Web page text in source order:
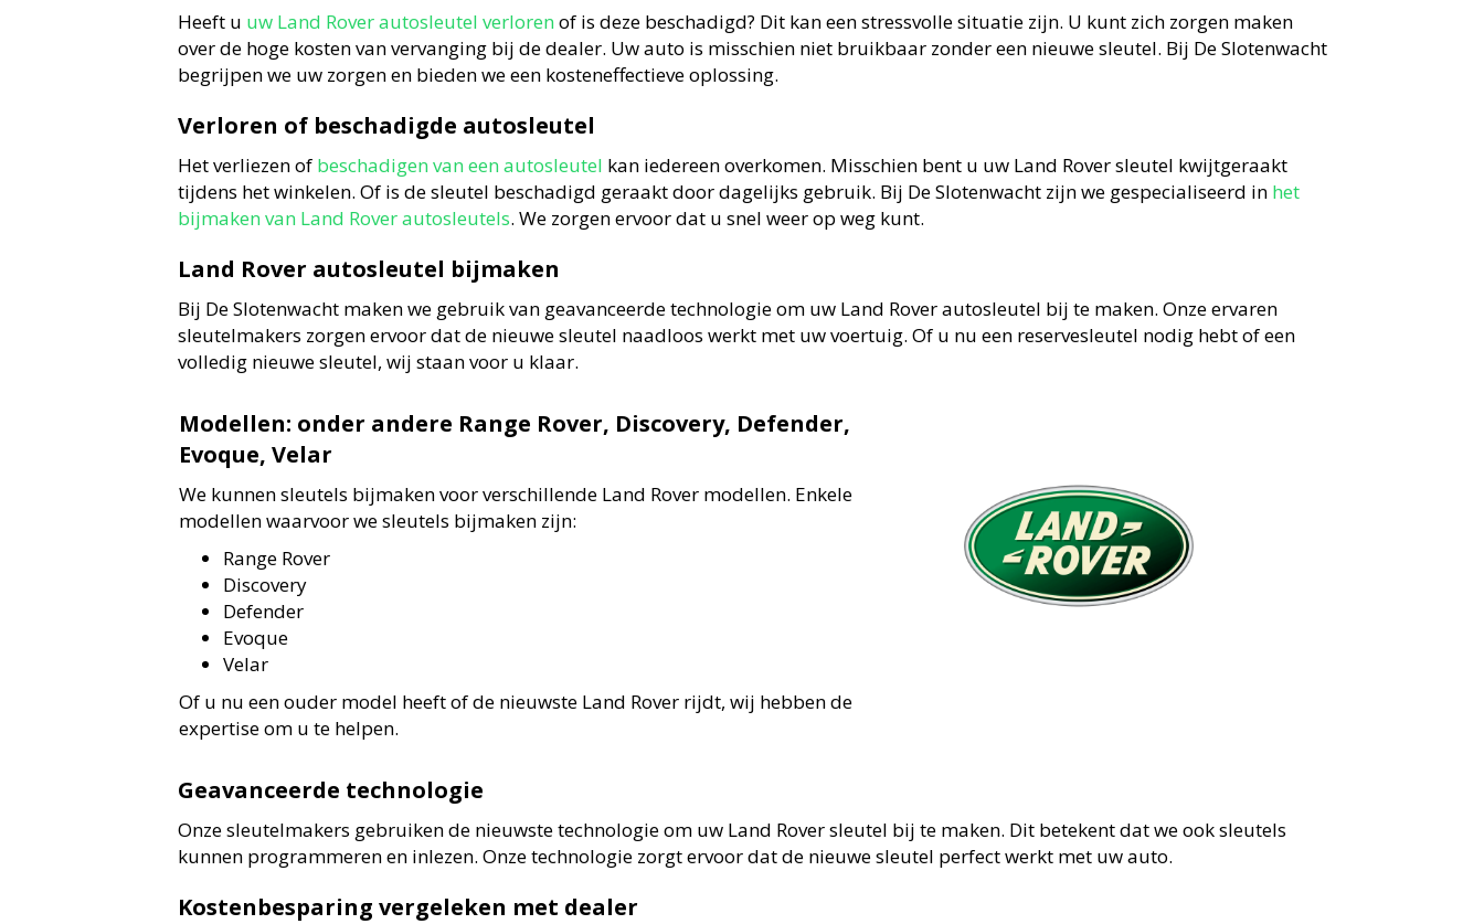
Heeft u uw Land Rover autosleutel verlorenof is deze beschadigd? Dit kan een stressvolle situatie zijn. U kunt zich zorgen maken
over de hoge kosten van vervanging bij de dealer. Uw auto is misschien niet bruikbaar zonder een nieuwe sleutel. Bij De Slotenwacht
begrijpen we uw zorgen en bieden we een kosteneffectieve oplossing.
Verloren of beschadigde autosleutel
Het verliezen of beschadigen van een autosleutel kan iedereen overkomen. Misschien bent u uw Land Rover sleutel kwijtgeraakt
tijdens het winkelen. Of is de sleutel beschadigd geraakt door dagelijks gebruik. Bij De Slotenwacht zijn we gespecialiseerd in het
bijmaken van Land Rover autosleutels. We zorgen ervoor dat u snel weer op weg kunt.
Land Rover autosleutel bijmaken
Bij De Slotenwacht maken we gebruik van geavanceerde technologie om uw Land Rover autosleutel bij te maken. Onze ervaren
sleutelmakers zorgen ervoor dat de nieuwe sleutel naadloos werkt met uw voertuig. Of u nu een reservesleutel nodig hebt of een
volledig nieuwe sleutel, wij staan voor u klaar.
Modellen: onder andere Range Rover, Discovery, Defender,
Evoque, Velar
We kunnen sleutels bijmaken voor verschillende Land Rover modellen. Enkele
modellen waarvoor we sleutels bijmaken zijn:
Range Rover
Discovery
Defender
Evoque
Velar
Of u nu een ouder model heeft of de nieuwste Land Rover rijdt, wij hebben de
expertise om u te helpen.
Geavanceerde technologie
Onze sleutelmakers gebruiken de nieuwste technologie om uw Land Rover sleutel bij te maken. Dit betekent dat we ook sleutels
kunnen programmeren en inlezen. Onze technologie zorgt ervoor dat de nieuwe sleutel perfect werkt met uw auto.
Kostenbesparing vergeleken met dealer